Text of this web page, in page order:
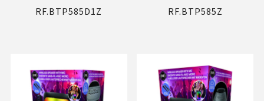
RF.BTP585D1Z
RF.BTP585Z